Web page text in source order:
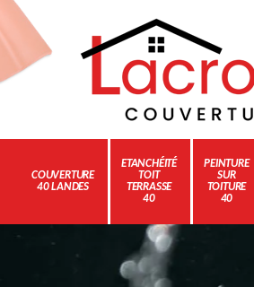
COUVERTURE
40 LANDES
ETANCHÉITÉ
TOIT
TERRASSE
40
PEINTURE
SUR
TOITURE
40